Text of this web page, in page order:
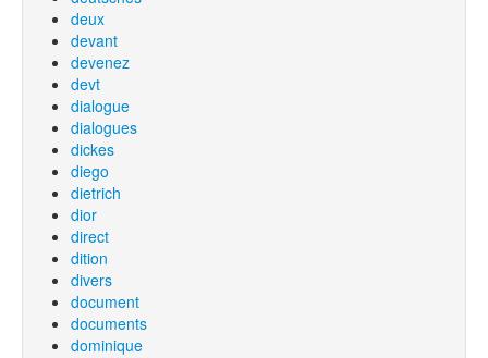
deux
devant
devenez
devt
dialogue
dialogues
dickes
diego
dietrich
dior
direct
dition
divers
document
documents
dominique